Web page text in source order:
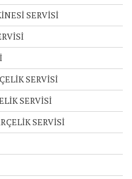
SERVİSİ
SERVİSİ
SERVİSİ
SERVİSİ